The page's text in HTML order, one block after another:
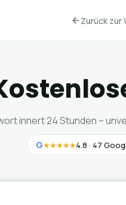
Zurück zur
innert 24 Stunden –
G★★★★★4.8 · 47